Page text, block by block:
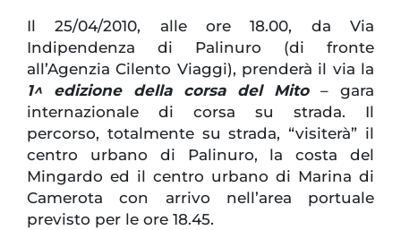
Il 25/04/2010, alle ore 18.00, da Via
Indipendenza di Palinuro (di fronte
all’Agenzia Cilento Viaggi), prenderà il via la
1^ edizione della corsa del Mito– gara
internazionale di corsa su strada. Il
percorso, totalmente su strada, “visiterà” il
centro urbano di Palinuro, la costa del
Mingardo ed il centro urbano di Marina di
Camerota con arrivo nell’area portuale
previsto per le ore 18.45.